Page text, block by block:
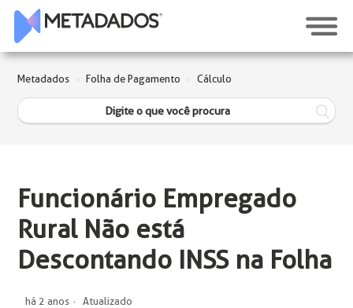
Metadados Folha de Pagamento Cálculo
Funcionário Empregado
Rural Não está
Descontando INSS na Folha
há 2 anos Atualizado